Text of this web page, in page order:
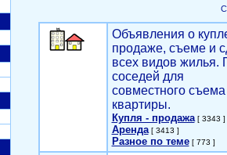
Объявления о
продаже, съеме и
всех видов жилья.
соседей для
совместного съема
квартиры.
Купля - продажа[ 3343 ]
Аренда[ 3413 ]
Разное по теме[ 773 ]